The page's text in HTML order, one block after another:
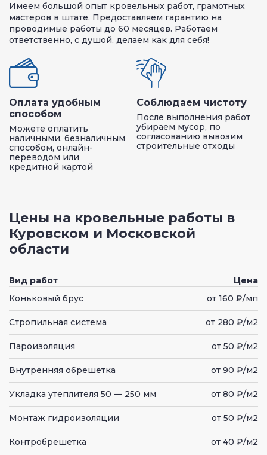
Имеем большой опыт кровельных работ, грамотных
мастеров в штате. Предоставляем гарантию на
проводимые работы до 60 месяцев. Работаем
ответственно, с душой, делаем как для себя!
Оплата удобным
способом
Можете оплатить
наличными, безналичным
способом, онлайн-
переводом или
кредитной картой
Соблюдаем чистоту
После выполнения работ
убираем мусор, по
согласованию вывозим
строительные отходы
Цены на кровельные работы в
Куровском и Московской
области
Вид работ
Цена
Коньковый брус
от 160 ₽/мп
Стропильная система от 280 ₽/м2
Пароизоляция от 50 ₽/м2
Внутренняя обрешетка от 90 ₽/м2
Укладка утеплителя 50 — 250 мм от 80 ₽/м2
Монтаж гидроизоляции от 50 ₽/м2
Контробрешетка от 40 ₽/м2